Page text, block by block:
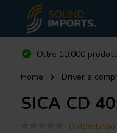
Oltre 10.000
Home
Driver a
SICA CD
0